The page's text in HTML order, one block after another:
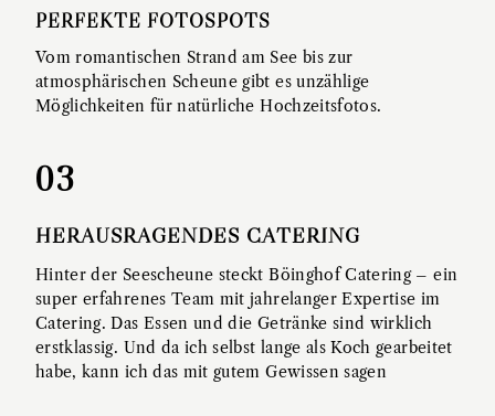
PERFEKTE FOTOSPOTS
Vom romantischen Strand am See bis zur
atmosphärischen Scheune gibt es unzählige
Möglichkeiten für natürliche Hochzeitsfotos.
03
HERAUSRAGENDES CATERING
Hinter der Seescheune steckt Böinghof Catering – ein
super erfahrenes Team mit jahrelanger Expertise im
Catering. Das Essen und die Getränke sind wirklich
erstklassig. Und da ich selbst lange als Koch gearbeitet
habe, kann ich das mit gutem Gewissen sagen